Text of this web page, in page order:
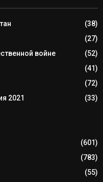
(38)
(27)
войне
(52)
(41)
(72)
2021
(33)
(601)
(783)
(55)